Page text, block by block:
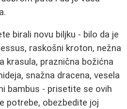
birali novu biljku - bilo da je
raskošni kroton, nežna
krasula, praznična božićna
snažna dracena, vesela
bambus - prisetite se ovih
potrebe, obezbedite joj